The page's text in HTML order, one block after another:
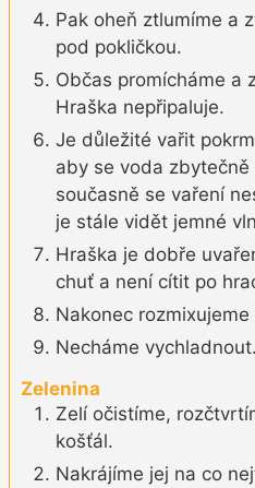
Pak oheň ztlumíme a
pod pokličkou.
Občas promícháme a
Hraška nepřipaluje.
Je důležité vařit
aby se voda zbytečně
současně se vaření
je stále vidět jemné
Hraška je dobře
chuť a není cítit po
Nakonec
Necháme vychladnout.
Zelenina
Zelí očistíme,
košťál.
Nakrájíme jej na co